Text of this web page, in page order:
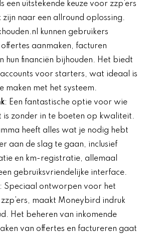
een uitstekende keuze voor zzp’ers
zijn naar een allround oplossing.
kunnen gebruikers
aanmaken, facturen
hun financiën bijhouden. Het biedt
voor starters, wat ideaal is
maken met het systeem.
: Een fantastische optie voor wie
is zonder in te boeten op kwaliteit.
heeft alles wat je nodig hebt
aan de slag te gaan, inclusief
en km-registratie, allemaal
gebruiksvriendelijke interface.
: Speciaal ontworpen voor het
maakt Moneybird indruk
Het beheren van inkomende
van offertes en factureren gaat